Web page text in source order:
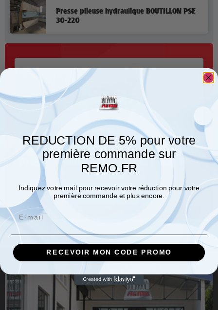
Presse plieuse hydraulique BOUTILLON PSE
30-220
Presse plieuse hydraulique HACO PPH
30150
Demandez un devis
REDUCTION DE 5% pour votre
première commande sur
REMO.FR
Indiquez votre mail pour recevoir votre réduction pour votre
première commande et plus encore.
Email
RECEVOIR MON CODE PROMO